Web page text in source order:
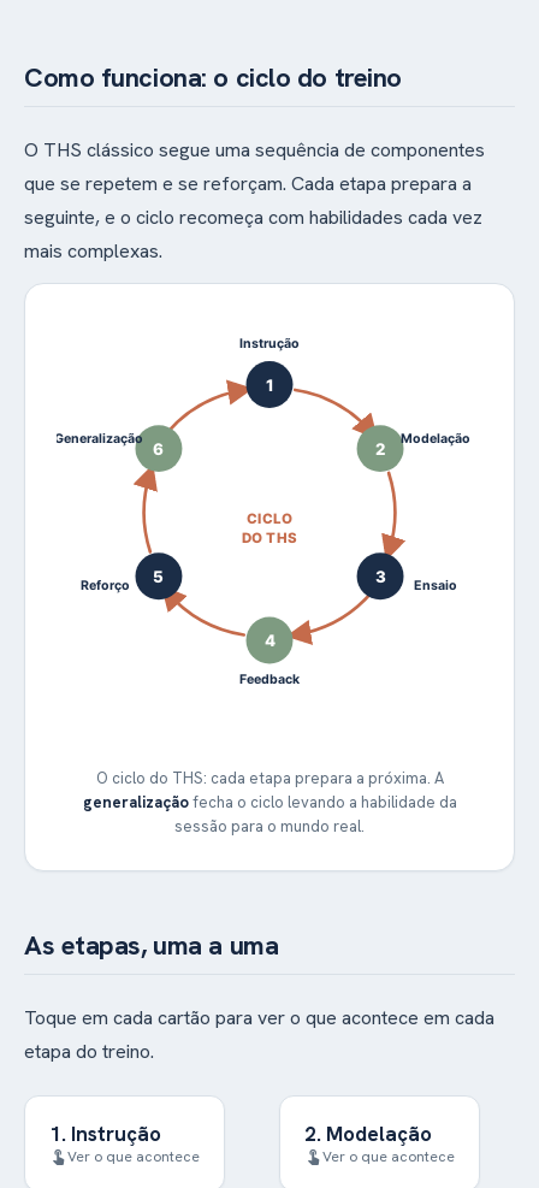
Como funciona: o ciclo do treino
O THS clássico segue uma sequência de componentes
que se repetem e se reforçam. Cada etapa prepara a
seguinte, e o ciclo recomeça com habilidades cada vez
mais complexas.
CICLO
DO THS
1
Instrução
2
Modelação
3 Ensaio
4
Feedback
5
Reforço
6
Generalização
O ciclo do THS: cada etapa prepara a próxima. A
generalizaçãofecha o ciclo levando a habilidade da
sessão para o mundo real.
As etapas, uma a uma
Toque em cada cartão para ver o que acontece em cada
etapa do treino.
1. Instrução
touch_appVer o que acontece
Explica-se a habilidade
de forma clara: o que
2. Modelação
touch_appVer o que acontece
Alguém
demonstra
a
habilidade — ao vivo